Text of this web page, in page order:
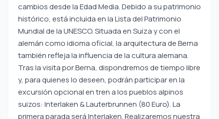
cambios desde la Edad Media. Debido a su patrimonio
histórico, está incluida en la Lista del Patrimonio
Mundial de la UNESCO. Situada en Suiza y con el
alemán como idioma oficial, la arquitectura de Berna
también refleja la influencia de la cultura alemana.
Tras la visita por Berna, dispondremos de tiempo libre
y, para quienes lo deseen, podrán participar en la
excursión opcional en tren a los pueblos alpinos
suizos: Interlaken & Lauterbrunnen (80 Euro). La
primera parada será Interlaken. Realizaremos nuestra